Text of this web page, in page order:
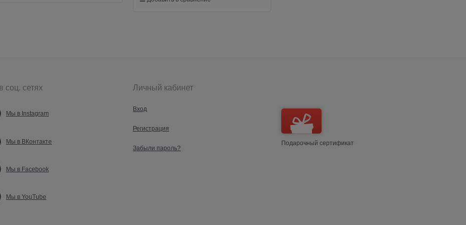
соц. сетях
Мы в Instagram
Мы в ВКонтакте
Мы в Facebook
Мы в YouTube
Личный кабинет
Вход
Регистрация
Забыли пароль?
Подарочный сертификат